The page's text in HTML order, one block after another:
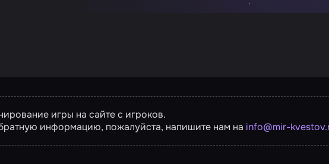
игры на сайте с игроков.
информацию, пожалуйста, напишите нам на info@mir-